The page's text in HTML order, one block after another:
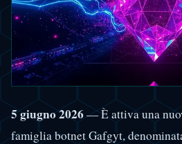
5 giugno 2026— È attiva una
famiglia botnet Gafgyt,